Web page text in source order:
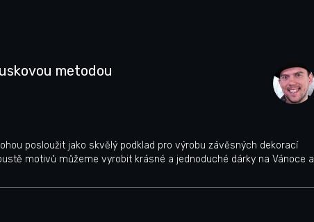
metodou
posloužit jako skvělý podklad pro výrobu závěsných dekorací
motivů můžeme vyrobit krásné a jednoduché dárky na Vánoce a